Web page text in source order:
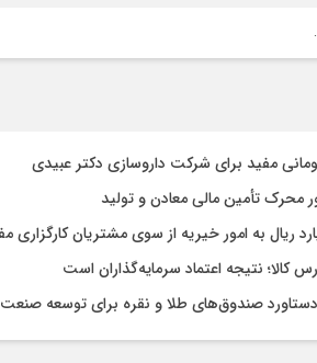
محرک تأمین مالی معادن و تولید
کالا؛ نتیجه اعتماد سرمایه‌گذاران است
دستاورد صندوق‌های طلا و نقره برای توسعه صنعت